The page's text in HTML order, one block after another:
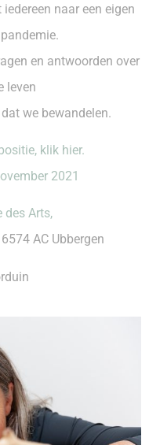
naar een eigen
en antwoorden over
leven
we bewandelen.
klik hier.
2021
des Arts,
AC Ubbergen